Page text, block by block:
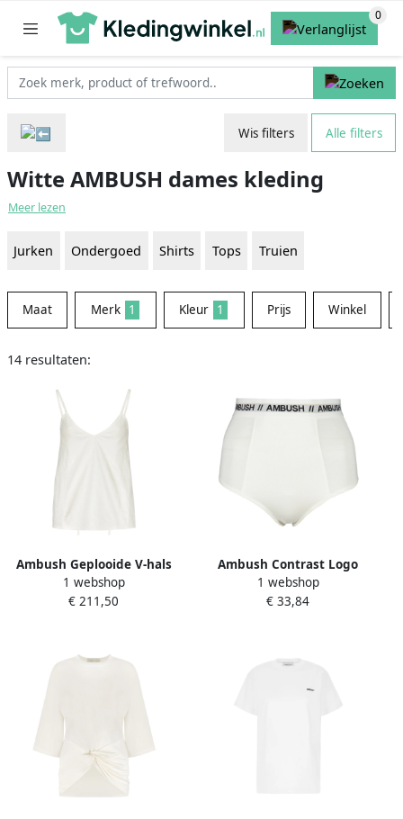
Wis filters Alle filters
Witte AMBUSH dames kleding
Meer lezen
Jurken Ondergoed Shirts Tops Truien
Maat Merk 1 Kleur 1 Prijs Winkel
14 resultaten:
Ambush Geplooide V-hals
Linnen Tanktop White
Dames
1 webshop
€ 211,50
Ambush Contrast Logo
Elastische Briefs White
Dames
1 webshop
€ 33,84